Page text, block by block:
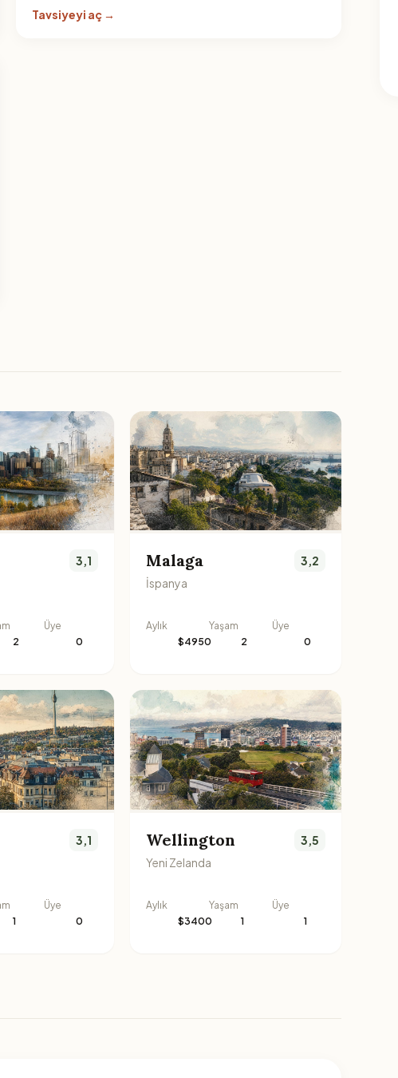
Tavsiyeyi aç →
3,1
2
Üye
0
Malaga
İspanya
3,2
Aylık
$4950
Yaşam
2
Üye
0
3,1
1
Üye
0
Wellington
Yeni Zelanda
3,5
Aylık
$3400
Yaşam
1
Üye
1